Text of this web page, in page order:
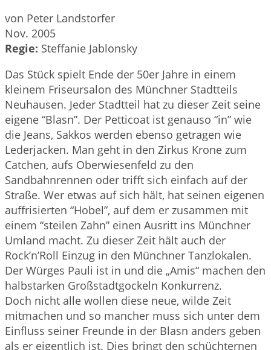
von Peter Landstorfer
Nov. 2005
Regie: Steffanie Jablonsky
Das Stück spielt Ende der 50er Jahre in einem
kleinem Friseursalon des Münchner Stadtteils
Neuhausen. Jeder Stadtteil hat zu dieser Zeit seine
eigene “Blasn”. Der Petticoat ist genauso “in” wie
die Jeans, Sakkos werden ebenso getragen wie
Lederjacken. Man geht in den Zirkus Krone zum
Catchen, aufs Oberwiesenfeld zu den
Sandbahnrennen oder trifft sich einfach auf der
Straße. Wer etwas auf sich hält, hat seinen eigenen
auffrisierten “Hobel”, auf dem er zusammen mit
einem “steilen Zahn” einen Ausritt ins Münchner
Umland macht. Zu dieser Zeit hält auch der
Rock’n’Roll Einzug in den Münchner Tanzlokalen.
Der Würges Pauli ist in und die „Amis“ machen den
halbstarken Großstadtgockeln Konkurrenz.
Doch nicht alle wollen diese neue, wilde Zeit
mitmachen und so mancher muss sich unter dem
Einfluss seiner Freunde in der Blasn anders geben
als er eigentlich ist. Dies bringt den schüchternen